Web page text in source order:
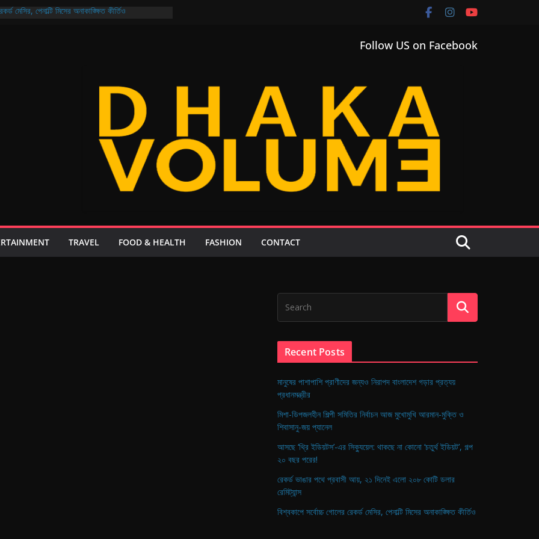
মেসির, পেনাল্টি মিসের অনাকাঙ্ক্ষিত কীর্তিও
Follow US on Facebook
TRAVEL FOOD & HEALTH FASHION CONTACT
Recent Posts
মানুষের পাশাপাশি প্রাণীদের জন্যও নিরাপদ বাংলাদেশ গড়ার প্রত্যয়
প্রধানমন্ত্রীর
মিশা-ডিপজলহীন শিল্পী সমিতির নির্বাচন আজ মুখোমুখি আরমান-মুক্তি ও
শিবাসানু-জয় প্যানেল
আসছে ‘থ্রি ইডিয়টস’-এর সিক্যুয়েল: থাকছে না কোনো ‘চতুর্থ ইডিয়ট’, গল্প
২০ বছর পরের!
রেকর্ড ভাঙার পথে প্রবাসী আয়, ২১ দিনেই এলো ২০৮ কোটি ডলার
রেমিট্যান্স
বিশ্বকাপে সর্বোচ্চ গোলের রেকর্ড মেসির, পেনাল্টি মিসের অনাকাঙ্ক্ষিত কীর্তিও